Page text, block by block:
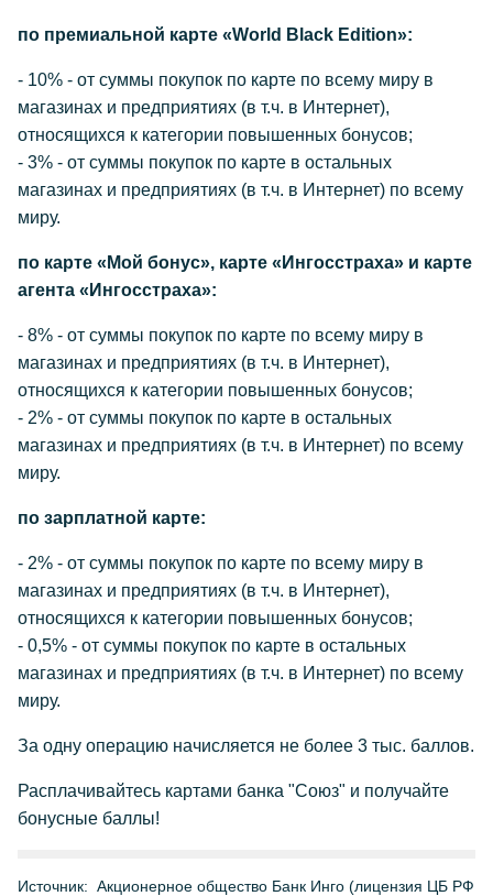
по премиальной карте «World Black Edition»:
- 10% - от суммы покупок по карте по всему миру в
магазинах и предприятиях (в т.ч. в Интернет),
относящихся к категории повышенных бонусов;
- 3% - от суммы покупок по карте в остальных
магазинах и предприятиях (в т.ч. в Интернет) по всему
миру.
по карте «Мой бонус», карте «Ингосстраха» и карте
агента «Ингосстраха»:
- 8% - от суммы покупок по карте по всему миру в
магазинах и предприятиях (в т.ч. в Интернет),
относящихся к категории повышенных бонусов;
- 2% - от суммы покупок по карте в остальных
магазинах и предприятиях (в т.ч. в Интернет) по всему
миру.
по зарплатной карте:
- 2% - от суммы покупок по карте по всему миру в
магазинах и предприятиях (в т.ч. в Интернет),
относящихся к категории повышенных бонусов;
- 0,5% - от суммы покупок по карте в остальных
магазинах и предприятиях (в т.ч. в Интернет) по всему
миру.
За одну операцию начисляется не более 3 тыс. баллов.
Расплачивайтесь картами банка "Союз" и получайте
бонусные баллы!
Источник: Акционерное общество Банк Инго (лицензия ЦБ РФ